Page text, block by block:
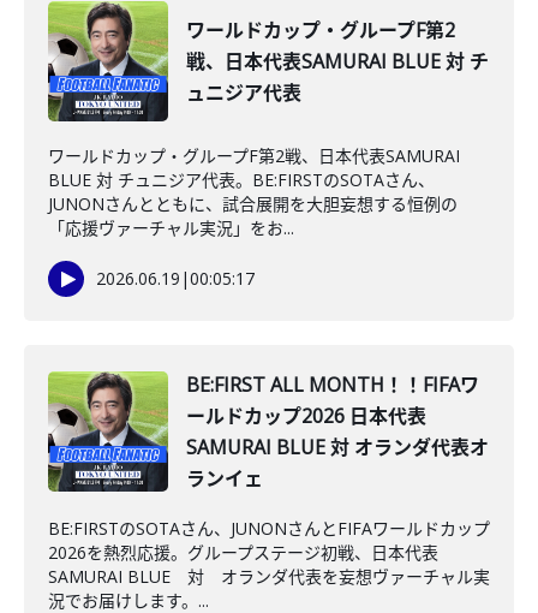
ワールドカップ・グループF第2
戦、日本代表SAMURAI BLUE 対 チ
ュニジア代表
ワールドカップ・グループF第2戦、日本代表SAMURAI
BLUE 対 チュニジア代表。BE:FIRSTのSOTAさん、
JUNONさんとともに、試合展開を大胆妄想する恒例の
「応援ヴァーチャル実況」をお...
2026.06.19 |00:05:17
BE:FIRST ALL MONTH！！FIFAワ
ールドカップ2026 日本代表
SAMURAI BLUE 対 オランダ代表オ
ランイェ
BE:FIRSTのSOTAさん、JUNONさんとFIFAワールドカップ
2026を熱烈応援。グループステージ初戦、日本代表
SAMURAI BLUE 対 オランダ代表を妄想ヴァーチャル実
況でお届けします。...